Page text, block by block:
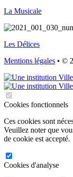
La Musicale
Les Délices
Mentions légales • ©
Cookies fonctionnels
Ces cookies sont
Veuillez noter que
de cookie est accepté.
Cookies d'analyse